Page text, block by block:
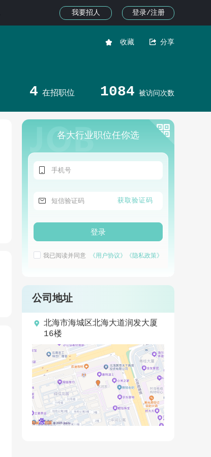
我要招人 登录/注册
 收藏  分享
4 在招职位 1084 被访问次数
各大行业职位任你选

 获取验证码
登录
我已阅读并同意 《用户协议》 《隐私政策》
公司地址
 北海市海城区北海大道润发大厦
16楼